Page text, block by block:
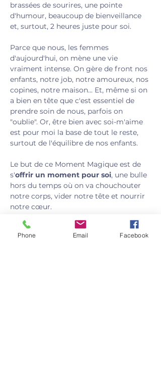
brassées de sourires, une pointe
d'humour, beaucoup de bienveillance
et, surtout, 2 heures juste pour soi.
Parce que nous, les femmes
d'aujourd'hui, on mène une vie
vraiment intense. On gère de front nos
enfants, notre job, notre amoureux, nos
copines, notre maison... Et, même si on
a bien en tête que c'est essentiel de
prendre soin de nous, parfois on
"oublie". Or, être bien avec soi-m'aime
est pour moi la base de tout le reste,
surtout de l'équilibre de nos enfants.
Le but de ce Moment Magique est de
s'offrir un moment pour soi, une bulle
hors du temps où on va chouchouter
notre corps, vider notre tête et nourrir
notre cœur.
Pour qui ?
Pour toutes les femmes qui souhaitent
Phone Email Facebook